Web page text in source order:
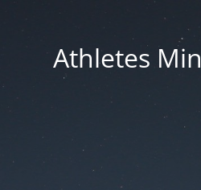
Athletes